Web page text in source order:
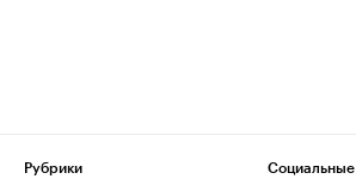
Рубрики
Социальные